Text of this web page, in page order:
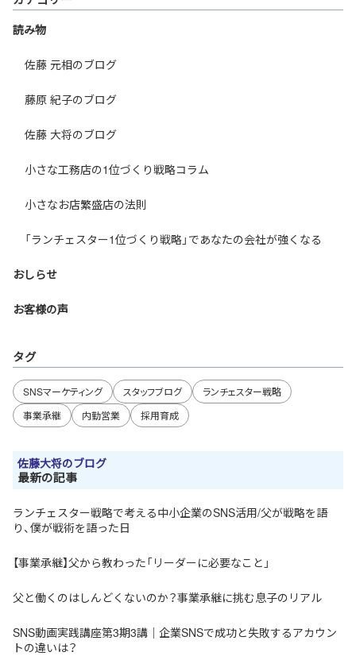
読み物
佐藤 元相のブログ
藤原 紀子のブログ
佐藤 大将のブログ
小さな工務店の1位づくり戦略コラム
小さなお店繁盛店の法則
「ランチェスター1位づくり戦略」であなたの会社が強くなる
おしらせ
お客様の声
タグ
SNSマーケティング スタッフブログ
ランチェスター戦略
事業承継
内勤営業 採用育成
佐藤大将のブログ
最新の記事
ランチェスター戦略で考える中小企業のSNS活用/父が戦略を語
り、僕が戦術を語った日
【事業承継】父から教わった「リーダーに必要なこと」
父と働くのはしんどくないのか？事業承継に挑む息子のリアル
SNS動画実践講座第3期3講｜企業SNSで成功と失敗するアカウン
トの違いは？